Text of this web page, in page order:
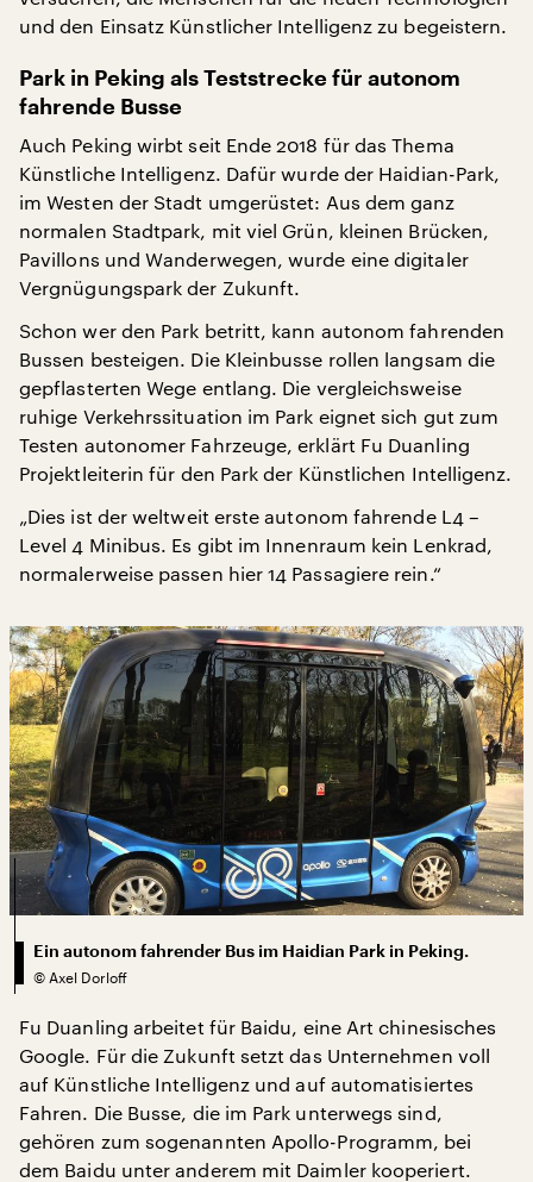
und den Einsatz Künstlicher Intelligenz zu begeistern.
Park in Peking als Teststrecke für autonom
fahrende Busse
Auch Peking wirbt seit Ende 2018 für das Thema
Künstliche Intelligenz. Dafür wurde der Haidian-Park,
im Westen der Stadt umgerüstet: Aus dem ganz
normalen Stadtpark, mit viel Grün, kleinen Brücken,
Pavillons und Wanderwegen, wurde eine digitaler
Vergnügungspark der Zukunft.
Schon wer den Park betritt, kann autonom fahrenden
Bussen besteigen. Die Kleinbusse rollen langsam die
gepflasterten Wege entlang. Die vergleichsweise
ruhige Verkehrssituation im Park eignet sich gut zum
Testen autonomer Fahrzeuge, erklärt Fu Duanling
Projektleiterin für den Park der Künstlichen Intelligenz.
„Dies ist der weltweit erste autonom fahrende L4 –
Level 4 Minibus. Es gibt im Innenraum kein Lenkrad,
normalerweise passen hier 14 Passagiere rein.“
Ein autonom fahrender Bus im Haidian Park in Peking.
© Axel Dorloff
Fu Duanling arbeitet für Baidu, eine Art chinesisches
Google. Für die Zukunft setzt das Unternehmen voll
auf Künstliche Intelligenz und auf automatisiertes
Fahren. Die Busse, die im Park unterwegs sind,
gehören zum sogenannten Apollo-Programm, bei
dem Baidu unter anderem mit Daimler kooperiert.